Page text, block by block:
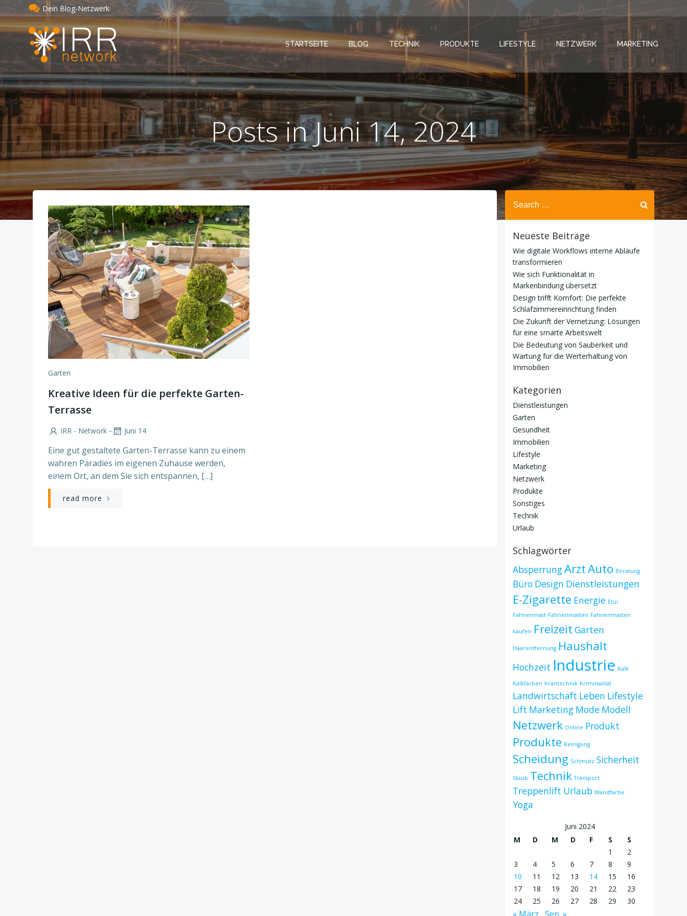
Zum
Inhalt
springen
Dein Blog-Netzwerk
STARTSEITE BLOG TECHNIK PRODUKTE LIFESTYLE NETZWERK MARKETING
Posts in Juni 14, 2024
Garten
Kreative Ideen für die perfekte Garten-
Terrasse
IRR - Network - Juni 14
Eine gut gestaltete Garten-Terrasse kann zu einem
wahren Paradies im eigenen Zuhause werden,
einem Ort, an dem Sie sich entspannen, […]
read more
Search
for:
Neueste Beiträge
Wie digitale Workflows interne Abläufe
transformieren
Wie sich Funktionalität in
Markenbindung übersetzt
Design trifft Komfort: Die perfekte
Schlafzimmereinrichtung finden
Die Zukunft der Vernetzung: Lösungen
für eine smarte Arbeitswelt
Die Bedeutung von Sauberkeit und
Wartung für die Werterhaltung von
Immobilien
Kategorien
Dienstleistungen
Garten
Gesundheit
Immobilien
Lifestyle
Marketing
Netzwerk
Produkte
Sonstiges
Technik
Urlaub
Schlagwörter
AbsperrungArztAuto Beratung
Büro Design Dienstleistungen
E-Zigarette Energie Etui
Fahnenmast Fahnenmasten Fahnenmasten
kaufen Freizeit Garten
Haarentfernung Haushalt
Hochzeit Industrie Kalk
Kalkfarben Krantechnik Kriminalität
Landwirtschaft Leben Lifestyle
Lift Marketing Mode Modell
Netzwerk Online Produkt
Produkte Reinigung
Scheidung Schmutz Sicherheit
Staub Technik Transport
Treppenlift Urlaub Wandfarbe
Yoga
Juni 2024
M
D M D F S
S
1
2
3
4 5 6 7 8
9
10
11 12 13 14 15
16
17
18 19 20 21 22
23
24
25 26 27 28 29 30